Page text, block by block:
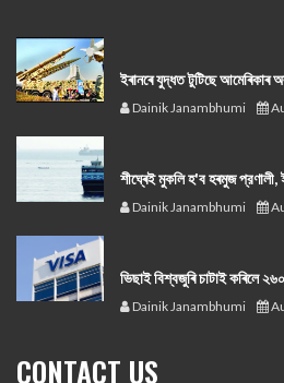
ইৰানৰে যুদ্ধত টুটিছে আমেৰিকাৰ
Dainik Janambhumi
শীঘ্ৰেই মুকলি হ'ব হৰমুজ প্রণালী,
Dainik Janambhumi
ভিছাই বিশ্বজুৰি চাটাই কৰিলে
Dainik Janambhumi
CONTACT US